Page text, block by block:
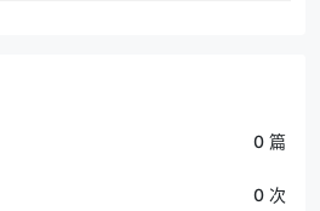
0 篇
0 次